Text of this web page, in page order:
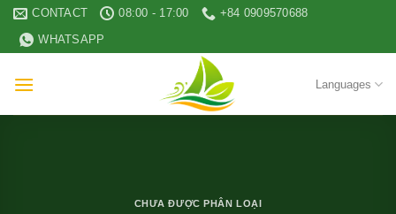
Skip
content
CONTACT 08:00 - 17:00
+84 0909570688
WHATSAPP
Languages
CHƯA ĐƯỢC PHÂN LOẠI